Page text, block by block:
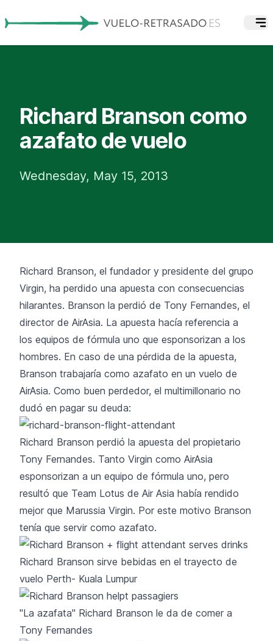
Richard Branson como
azafato de vuelo
Wednesday, May 15, 2013
Richard Branson, el fundador y presidente del grupo
Virgin, ha perdido una apuesta con consecuencias
hilarantes. Branson la perdió de Tony Fernandes, el
director de AirAsia. La apuesta hacía referencia a
los equipos de fórmula uno que esponsorizan a los
hombres. En caso de una pérdida de la apuesta,
Branson trabajaría como azafato en un vuelo de
AirAsia. Como buen perdedor, el multimillonario no
dudó en pagar su deuda:
Richard Branson perdió la apuesta del propietario
Tony Fernandes. Tanto Virgin como AirAsia
esponsorizan a un equipo de fórmula uno, pero
resultó que Team Lotus de Air Asia había rendido
mejor que Marussia Virgin. Por este motivo Branson
tenía que servir como azafato.
Richard Branson sirve bebidas en el trayecto de
vuelo Perth- Kuala Lumpur
"La azafata" Richard Branson le da de comer a
Tony Fernandes